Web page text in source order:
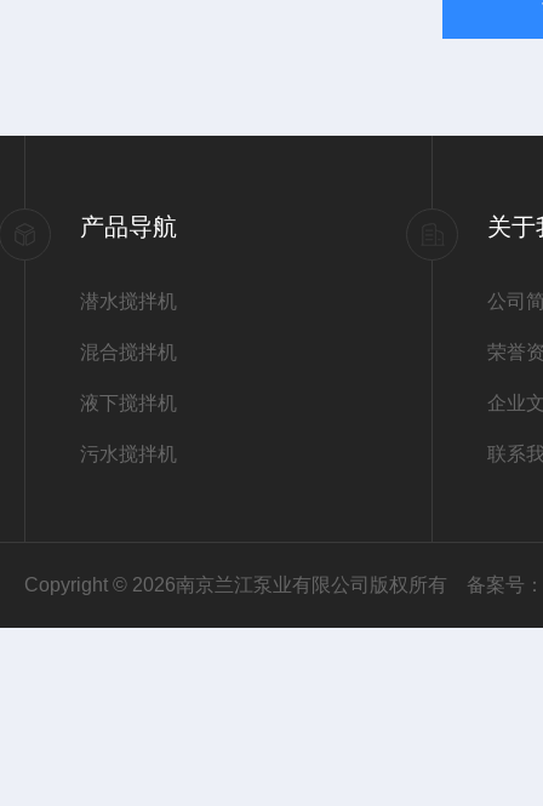
产品导航
潜水搅拌机
混合搅拌机
液下搅拌机
污水搅拌机
关于
公司
荣誉
企业
联系
Copyright © 2026南京兰江泵业有限公司版权所有 备案号